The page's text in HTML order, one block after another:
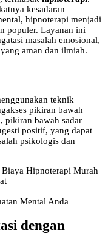
kesadaran
hipnoterapi menjadi
populer. Layanan ini
masalah emosional,
aman dan ilmiah.
teknik
pikiran bawah
pikiran bawah sadar
positif, yang dapat
psikologis dan
Hipnoterapi Murah
Mental Anda
dengan